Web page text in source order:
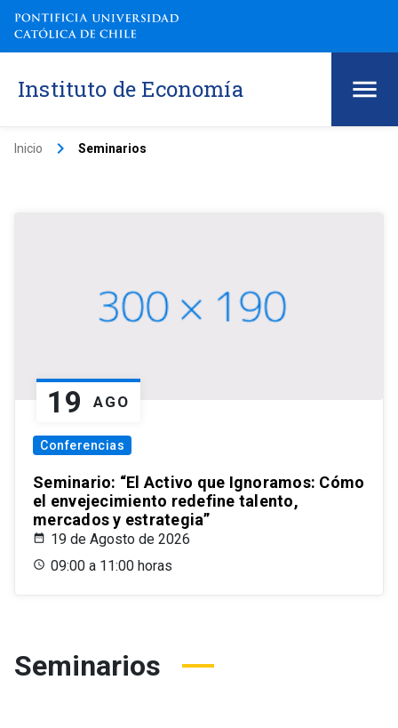
Instituto de Economía
Inicio keyboard_arrow_right Seminarios
19 AGO
Conferencias
Seminario: “El Activo que Ignoramos: Cómo
el envejecimiento redefine talento,
mercados y estrategia”
19 de Agosto de 2026
09:00 a 11:00 horas
Seminarios